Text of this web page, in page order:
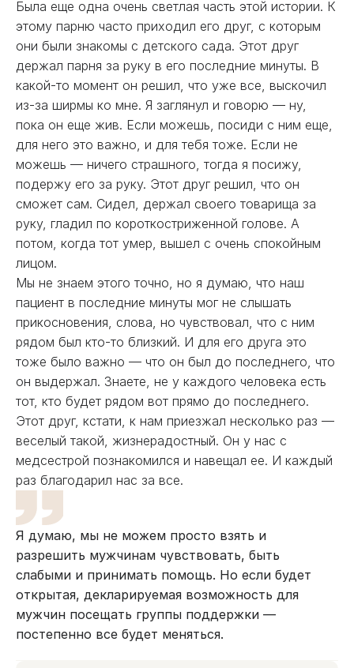
Была еще одна очень светлая часть этой истории. К
этому парню часто приходил его друг, с которым
они были знакомы с детского сада. Этот друг
держал парня за руку в его последние минуты. В
какой-то момент он решил, что уже все, выскочил
из-за ширмы ко мне. Я заглянул и говорю — ну,
пока он еще жив. Если можешь, посиди с ним еще,
для него это важно, и для тебя тоже. Если не
можешь — ничего страшного, тогда я посижу,
подержу его за руку. Этот друг решил, что он
сможет сам. Сидел, держал своего товарища за
руку, гладил по короткостриженной голове. А
потом, когда тот умер, вышел с очень спокойным
лицом.
Мы не знаем этого точно, но я думаю, что наш
пациент в последние минуты мог не слышать
прикосновения, слова, но чувствовал, что с ним
рядом был кто-то близкий. И для его друга это
тоже было важно — что он был до последнего, что
он выдержал. Знаете, не у каждого человека есть
тот, кто будет рядом вот прямо до последнего.
Этот друг, кстати, к нам приезжал несколько раз —
веселый такой, жизнерадостный. Он у нас с
медсестрой познакомился и навещал ее. И каждый
раз благодарил нас за все.
Я думаю, мы не можем просто взять и
разрешить мужчинам чувствовать, быть
слабыми и принимать помощь. Но если будет
открытая, декларируемая возможность для
мужчин посещать группы поддержки —
постепенно все будет меняться.